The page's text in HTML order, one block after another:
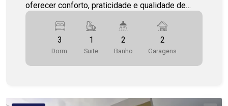
oferecer conforto, praticidade e qualidade de
imóvel dispõe de ambientes amplos e bem
distribuídos, proporcionando funcionalidade e
aconchego em cada detalhe. A residência conta
com 3 quartos, sendo 1 suíte, sala de estar
garagem, oferecendo toda a estrutura necessária
3
Dorm.
1
Suite
2
Banho
2
Garagens